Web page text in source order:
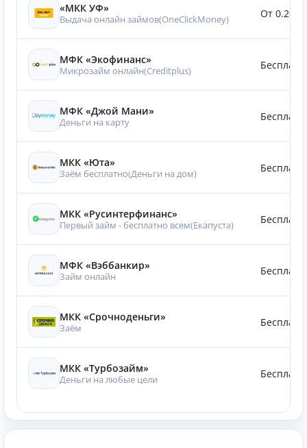
«МКК УФ»
Выдача онлайн займов(OneClickMoney) От 0.20%
МФК «Экофинанс»
Микрозайм онлайн(Creditplus)
МФК «Джой Мани»
Деньги на карту
МКК «Юта»
Заём бесплатно(Деньги на дом)
МКК «Русинтерфинанс»
Первый займ - бесплатно всем(Eкапуста)
МФК «Вэббанкир»
Займ онлайн
МКК «Срочноденьги»
Заём
МКК «Турбозайм»
Деньги на любые цели